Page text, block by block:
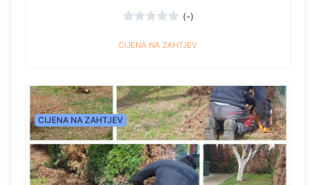
(-)
CIJENA NA ZAHTJEV
CIJENA NA ZAHTJEV